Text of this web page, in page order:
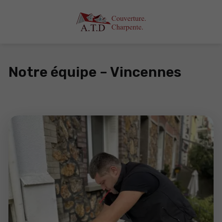
Notre équipe – Vincennes